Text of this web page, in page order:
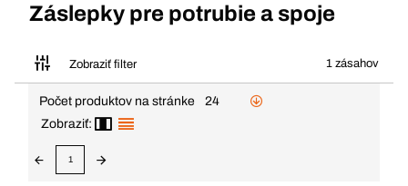
Záslepky pre potrubie a spoje
Zobraziť filter 1 zásahov
Počet produktov na stránke
24
Zobraziť:
1